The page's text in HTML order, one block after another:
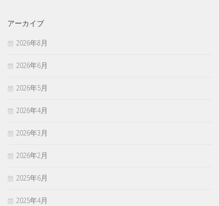
アーカイブ
2026年8月
2026年6月
2026年5月
2026年4月
2026年3月
2026年2月
2025年6月
2025年4月